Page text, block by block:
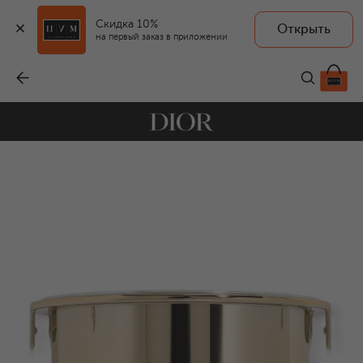
Скидка 10%
на первый заказ в приложении
Открыть
22 400 ₽